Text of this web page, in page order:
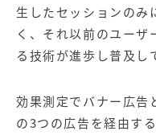
生したセッションのみ
く、それ以前のユーザ
る技術が進歩し普及し
効果測定でバナー広告
の3つの広告を経由す